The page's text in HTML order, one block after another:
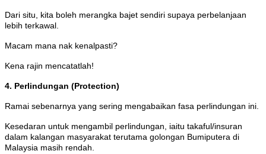
Dari situ, kita boleh merangka bajet sendiri supaya perbelanjaan
lebih terkawal.
Macam mana nak kenalpasti?
Kena rajin mencatatlah!
4. Perlindungan (Protection)
Ramai sebenarnya yang sering mengabaikan fasa perlindungan ini.
Kesedaran untuk mengambil perlindungan, iaitu takaful/insuran
dalam kalangan masyarakat terutama golongan Bumiputera di
Malaysia masih rendah.